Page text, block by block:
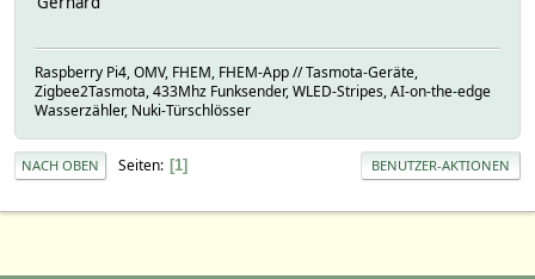
Raspberry Pi4, OMV, FHEM, FHEM-App // Tasmota-Geräte,
Zigbee2Tasmota, 433Mhz Funksender, WLED-Stripes, AI-on-the-edge
Wasserzähler, Nuki-Türschlösser
NACH OBEN Seiten 1 BENUTZER-AKTIONEN